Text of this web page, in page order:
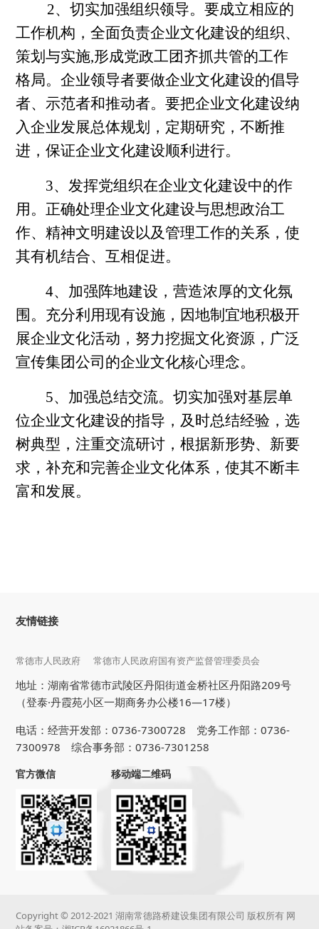
2、切实加强组织领导。要成立相应的
工作机构，全面负责企业文化建设的组织、
策划与实施,形成党政工团齐抓共管的工作
格局。企业领导者要做企业文化建设的倡导
者、示范者和推动者。要把企业文化建设纳
入企业发展总体规划，定期研究，不断推
进，保证企业文化建设顺利进行。
3、发挥党组织在企业文化建设中的作
用。正确处理企业文化建设与思想政治工
作、精神文明建设以及管理工作的关系，使
其有机结合、互相促进。
4、加强阵地建设，营造浓厚的文化氛
围。充分利用现有设施，因地制宜地积极开
展企业文化活动，努力挖掘文化资源，广泛
宣传集团公司的企业文化核心理念。
5、加强总结交流。切实加强对基层单
位企业文化建设的指导，及时总结经验，选
树典型，注重交流研讨，根据新形势、新要
求，补充和完善企业文化体系，使其不断丰
富和发展。
友情链接
常德市人民政府 常德市人民政府国有资产监督管理委员会
地址：湖南省常德市武陵区丹阳街道金桥社区丹阳路209号
（登泰·丹霞苑小区一期商务办公楼16—17楼）
电话：经营开发部：0736-7300728 党务工作部：0736-
7300978 综合事务部：0736-7301258
官方微信 移动端二维码
Copyright © 2012-2021 湖南常德路桥建设集团有限公司 版权所有 网